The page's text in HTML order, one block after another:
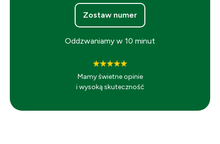
Zostaw numer
Oddzwaniamy w 10 minut
Mamy świetne opinie
i wysoką skuteczność